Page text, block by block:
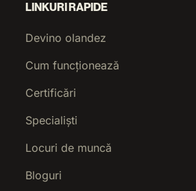
LINKURI RAPIDE
Devino olandez
Cum funcționează
Certificări
Specialiști
Locuri de muncă
Bloguri